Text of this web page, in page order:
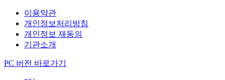
이용약관
개인정보처리방침
개인정보 재동의
기관소개
PC 버전 바로가기